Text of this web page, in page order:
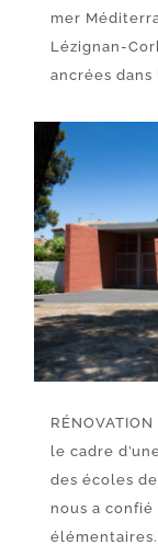
mer
Lézignan-
ancrées dans
le cadre
des écoles
nous a
élémentaires.